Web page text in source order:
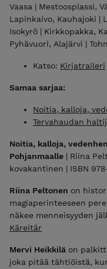
Vaasa | Mestoosplassi,
Lapinkaivo, Kauhajoki |
Isokyrö | Kirkkopakka,
Pyhävuori, Alajärvi |
Katso: Kirjatraileri
Samaa sarjaa:
Noitia, kalloja,
Tervahaudan
Noitia, kalloja,
Pohjanmaalle | Riina
kovakantinen | ISBN
Riina Peltonen on
magiaperinteeseen
näkee menneisyyden
Käreitär
Mervi Heikkilä on
joka pitää tähtiöistä,